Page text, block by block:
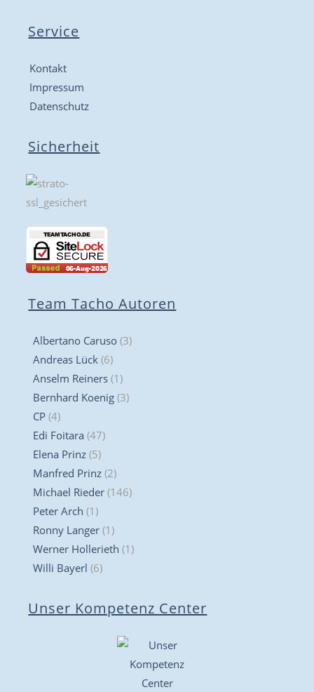
Service
Kontakt
Impressum
Datenschutz
Sicherheit
Team Tacho Autoren
Albertano Caruso (3)
Andreas Lück (6)
Anselm Reiners (1)
Bernhard Koenig (3)
CP (4)
Edi Foitara (47)
Elena Prinz (5)
Manfred Prinz (2)
Michael Rieder (146)
Peter Arch (1)
Ronny Langer (1)
Werner Hollerieth (1)
Willi Bayerl (6)
Unser Kompetenz Center